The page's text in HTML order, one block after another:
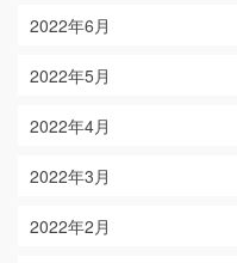
2022年6月
2022年5月
2022年4月
2022年3月
2022年2月